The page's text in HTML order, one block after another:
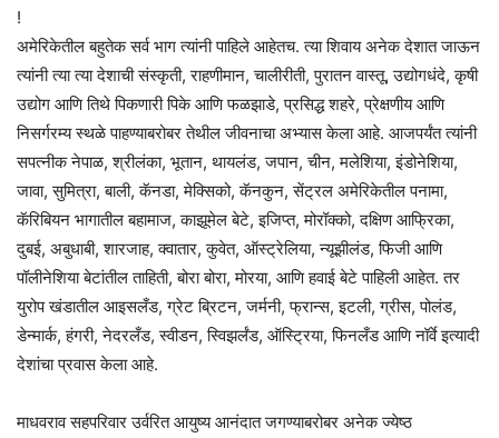
!
अमेरिकेतील बहुतेक सर्व भाग त्यांनी पाहिले आहेतच. त्या शिवाय अनेक देशात जाऊन
त्यांनी त्या त्या देशाची संस्कृती, राहणीमान, चालीरीती, पुरातन वास्तू, उद्योगधंदे, कृषी
उद्योग आणि तिथे पिकणारी पिके आणि फळझाडे, प्रसिद्ध शहरे, प्रेक्षणीय आणि
निसर्गरम्य स्थळे पाहण्याबरोबर तेथील जीवनाचा अभ्यास केला आहे. आजपर्यंत त्यांनी
सपत्नीक नेपाळ, श्रीलंका, भूतान, थायलंड, जपान, चीन, मलेशिया, इंडोनेशिया,
जावा, सुमित्रा, बाली, कॅनडा, मेक्सिको, कॅनकुन, सेंट्रल अमेरिकेतील पनामा,
कॅरिबियन भागातील बहामाज, काझूमेल बेटे, इजिप्त, मोरॉक्को, दक्षिण आफ्रिका,
दुबई, अबुधाबी, शारजाह, क्वातार, कुवेत, ऑस्ट्रेलिया, न्यूझीलंड, फिजी आणि
पॉलीनेशिया बेटांतील ताहिती, बोरा बोरा, मोरया, आणि हवाई बेटे पाहिली आहेत. तर
युरोप खंडातील आइसलँड, ग्रेट ब्रिटन, जर्मनी, फ्रान्स, इटली, ग्रीस, पोलंड,
डेन्मार्क, हंगरी, नेदरलँड, स्वीडन, स्विझर्लंड, ऑस्ट्रिया, फिनलँड आणि नॉर्वे इत्यादी
देशांचा प्रवास केला आहे.
माधवराव सहपरिवार उर्वरित आयुष्य आनंदात जगण्याबरोबर अनेक ज्येष्ठ